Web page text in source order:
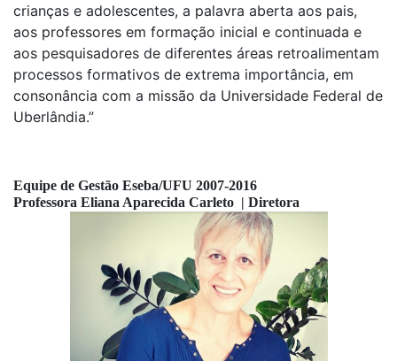
crianças e adolescentes, a palavra aberta aos pais,
aos professores em formação inicial e continuada e
aos pesquisadores de diferentes áreas retroalimentam
processos formativos de extrema importância, em
consonância com a missão da Universidade Federal de
Uberlândia.”
Equipe de Gestão Eseba/UFU 2007-2016
Professora Eliana Aparecida Carleto  | Diretora